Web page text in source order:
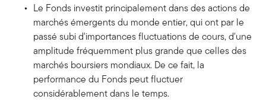
Le Fonds investit principalement dans des actions de
marchés émergents du monde entier, qui ont par le
passé subi d'importances fluctuations de cours, d'une
amplitude fréquemment plus grande que celles des
marchés boursiers mondiaux. De ce fait, la
performance du Fonds peut fluctuer
considérablement dans le temps.